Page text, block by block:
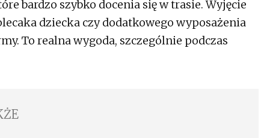
bardzo szybko docenia się w trasie. Wyjęcie
dziecka czy dodatkowego wyposażenia
To realna wygoda, szczególnie podczas